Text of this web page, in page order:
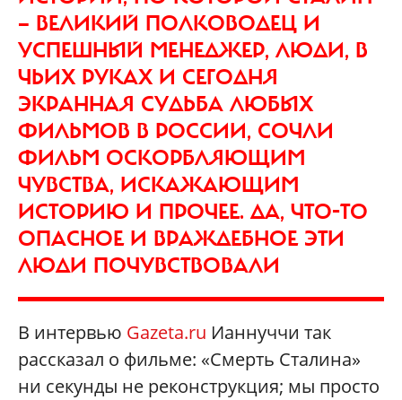
— ВЕЛИКИЙ ПОЛКОВОДЕЦ И
УСПЕШНЫЙ МЕНЕДЖЕР, ЛЮДИ, В
ЧЬИХ РУКАХ И СЕГОДНЯ
ЭКРАННАЯ СУДЬБА ЛЮБЫХ
ФИЛЬМОВ В РОССИИ, СОЧЛИ
ФИЛЬМ ОСКОРБЛЯЮЩИМ
ЧУВСТВА, ИСКАЖАЮЩИМ
ИСТОРИЮ И ПРОЧЕЕ. ДА, ЧТО-ТО
ОПАСНОЕ И ВРАЖДЕБНОЕ ЭТИ
ЛЮДИ ПОЧУВСТВОВАЛИ
В интервью Gazeta.ru Ианнуччи так
рассказал о фильме: «Смерть Сталина»
ни секунды не реконструкция; мы просто